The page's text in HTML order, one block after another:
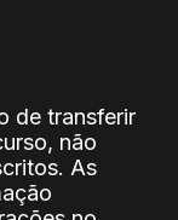
de transferir
não
As